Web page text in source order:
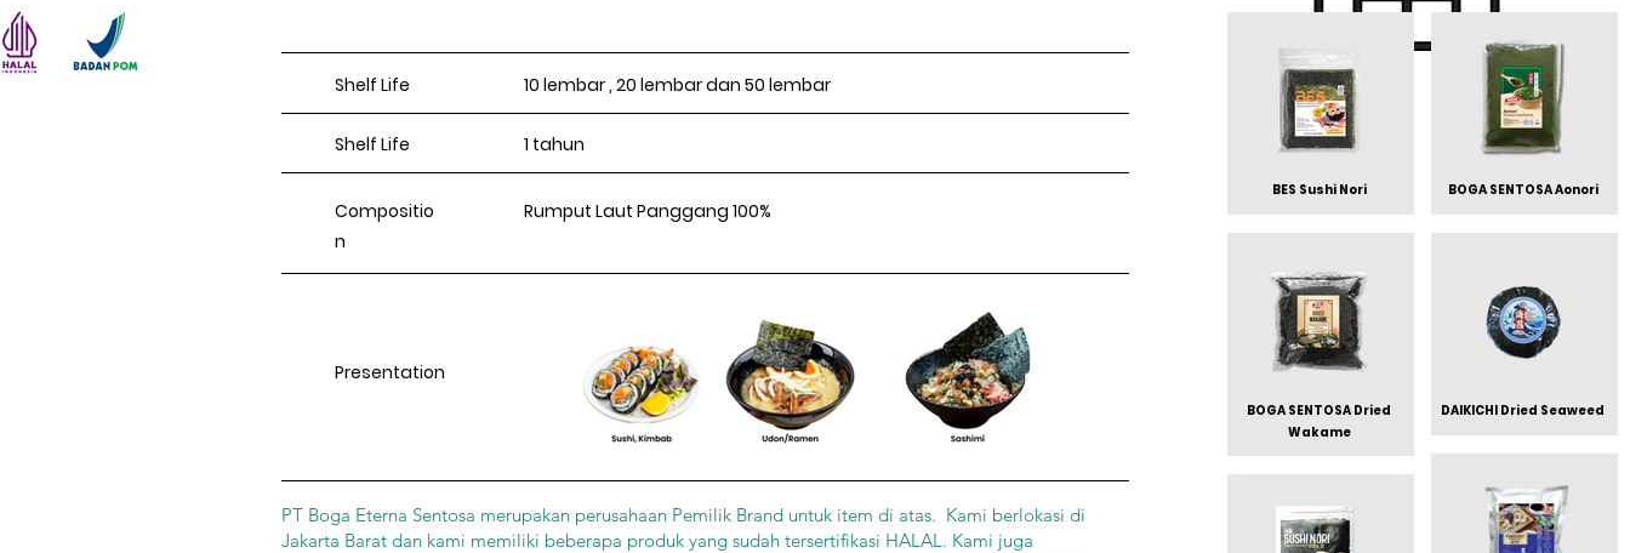
Shelf Life 10 lembar , 20 lembar dan 50 lembar
Shelf Life 1 tahun
Compositio
n
Rumput Laut Panggang 100%
Presentation
PT Boga Eterna Sentosa merupakan perusahaan Pemilik Brand untuk item di atas. Kami berlokasi di
Jakarta Barat dan kami memiliki beberapa produk yang sudah tersertifikasi HALAL. Kami juga
BES Sushi Nori
BOGA SENTOSA Dried
Wakame
BOGA SENTOSA Aonori
DAIKICHI Dried Seaweed